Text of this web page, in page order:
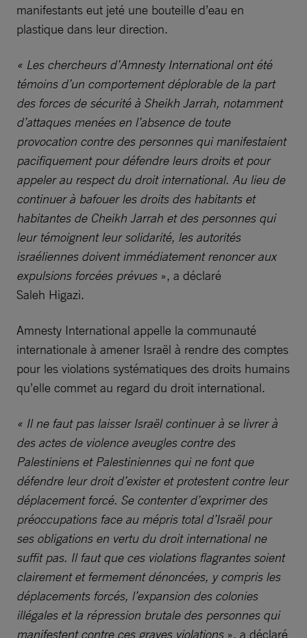
manifestants eut jeté une bouteille d’eau en
plastique dans leur direction.
« Les chercheurs d’Amnesty International ont été
témoins d’un comportement déplorable de la part
des forces de sécurité à Sheikh Jarrah, notamment
d’attaques menées en l’absence de toute
provocation contre des personnes qui manifestaient
pacifiquement pour défendre leurs droits et pour
appeler au respect du droit international. Au lieu de
continuer à bafouer les droits des habitants et
habitantes de Cheikh Jarrah et des personnes qui
leur témoignent leur solidarité, les autorités
israéliennes doivent immédiatement renoncer aux
expulsions forcées prévues », a déclaré
Saleh Higazi.
Amnesty International appelle la communauté
internationale à amener Israël à rendre des comptes
pour les violations systématiques des droits humains
qu’elle commet au regard du droit international.
« Il ne faut pas laisser Israël continuer à se livrer à
des actes de violence aveugles contre des
Palestiniens et Palestiniennes qui ne font que
défendre leur droit d’exister et protestent contre leur
déplacement forcé. Se contenter d’exprimer des
préoccupations face au mépris total d’Israël pour
ses obligations en vertu du droit international ne
suffit pas. Il faut que ces violations flagrantes soient
clairement et fermement dénoncées, y compris les
déplacements forcés, l’expansion des colonies
illégales et la répression brutale des personnes qui
manifestent contre ces graves violations », a déclaré